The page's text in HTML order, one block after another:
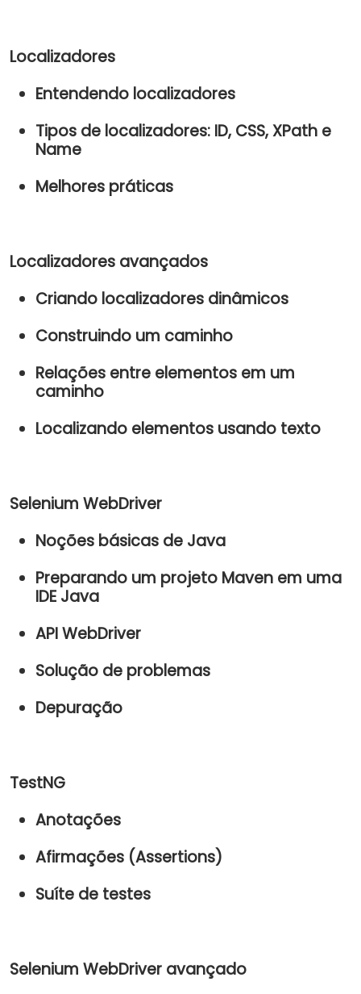
Localizadores
Entendendo localizadores
Tipos de localizadores: ID, CSS, XPath e
Name
Melhores práticas
Localizadores avançados
Criando localizadores dinâmicos
Construindo um caminho
Relações entre elementos em um
caminho
Localizando elementos usando texto
Selenium WebDriver
Noções básicas de Java
Preparando um projeto Maven em uma
IDE Java
API WebDriver
Solução de problemas
Depuração
TestNG
Anotações
Afirmações (Assertions)
Suíte de testes
Selenium WebDriver avançado